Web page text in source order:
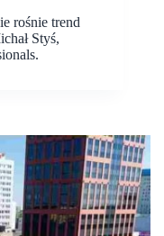
rośnie trend
Styś,